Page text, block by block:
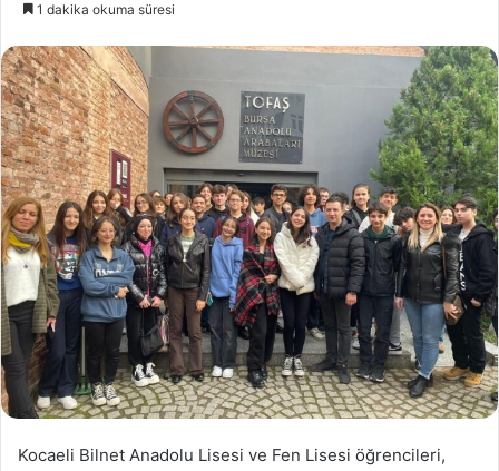
1 dakika okuma süresi
Kocaeli Bilnet Anadolu Lisesi ve Fen Lisesi öğrencileri,